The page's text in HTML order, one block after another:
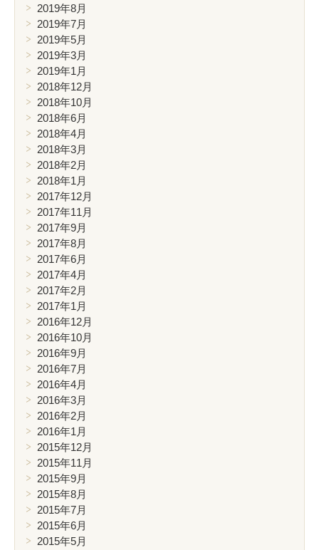
2019年8月
2019年7月
2019年5月
2019年3月
2019年1月
2018年12月
2018年10月
2018年6月
2018年4月
2018年3月
2018年2月
2018年1月
2017年12月
2017年11月
2017年9月
2017年8月
2017年6月
2017年4月
2017年2月
2017年1月
2016年12月
2016年10月
2016年9月
2016年7月
2016年4月
2016年3月
2016年2月
2016年1月
2015年12月
2015年11月
2015年9月
2015年8月
2015年7月
2015年6月
2015年5月